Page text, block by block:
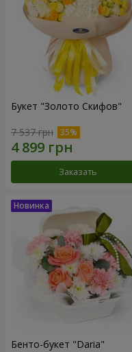
Букет "Золото Скифов"
7 537 грн
Заказать
Бенто-букет "Daria"